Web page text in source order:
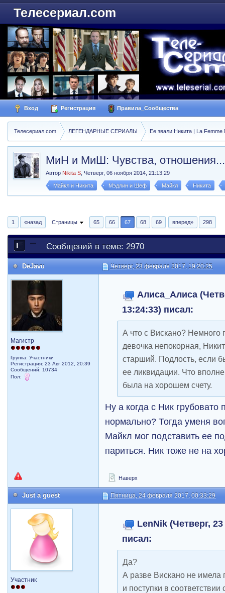
Телесериал.com
Вход Регистрация Правила_Сообщества
Телесериал.com ЛЕГЕНДАРНЫЕ СЕРИАЛЫ Ее звали Никита | La Femme
МиН и МиШ: Чувства,
Автор Nikita S ,Четверг, 06 ноября 2014, 21:13:29
Майкл и Никита Мэдлин и Шеф Майкл Никита
1 «назад Страницы 65 66 67 68 69 вперед» 298
Сообщений в теме: 2970
DeJavu Четверг, 23 февраля 2017, 19:20:25
Магистр
Группа: Участники
Регистрация: 23 Авг 2012, 20:39
Сообщений: 10734
Пол:
Алиса_Алиса
13:24:33) писал:
А что с Вискано? Немного
девочка непокорная,
старший. Подлость, если
ее ликвидации. Что
была на хорошем счету.
Ну а когда с Ник грубовато
нормально? Тогда уменя
Майкл мог подставить ее
париться. Ник тоже не на
Наверх
Just a guest Пятница, 24 февраля 2017, 00:33:29
Участник
LenNik (Четверг,
писал:
Да?
А разве Вискано не имела
и поступки в